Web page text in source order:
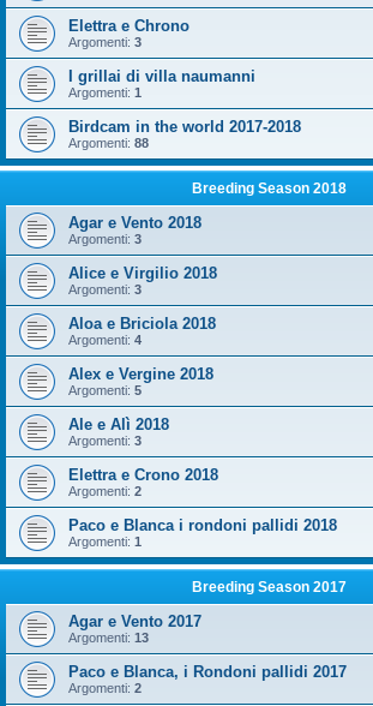
Elettra e Chrono
Argomenti: 3
I grillai di villa naumanni
Argomenti: 1
Birdcam in the world 2017-2018
Argomenti: 88
Breeding Season 2018
Agar e Vento 2018
Argomenti: 3
Alice e Virgilio 2018
Argomenti: 3
Aloa e Briciola 2018
Argomenti: 4
Alex e Vergine 2018
Argomenti: 5
Ale e Alì 2018
Argomenti: 3
Elettra e Crono 2018
Argomenti: 2
Paco e Blanca i rondoni pallidi 2018
Argomenti: 1
Breeding Season 2017
Agar e Vento 2017
Argomenti: 13
Paco e Blanca, i Rondoni pallidi 2017
Argomenti: 2